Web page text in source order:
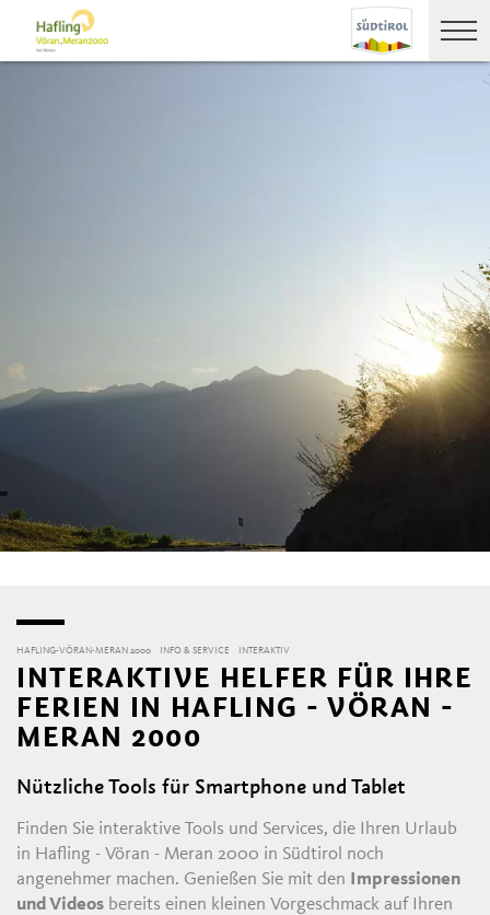
HAFLING-VÖRAN-MERAN 2000 INFO & SERVICE INTERAKTIV
INTERAKTIVE HELFER FÜR IHRE
FERIEN IN HAFLING - VÖRAN -
MERAN 2000
Nützliche Tools für Smartphone und Tablet
Finden Sie interaktive Tools und Services, die Ihren Urlaub
in Hafling - Vöran - Meran 2000 in Südtirol noch
angenehmer machen. Genießen Sie mit den
Impressionen
und Videos bereits einen kleinen Vorgeschmack auf Ihren